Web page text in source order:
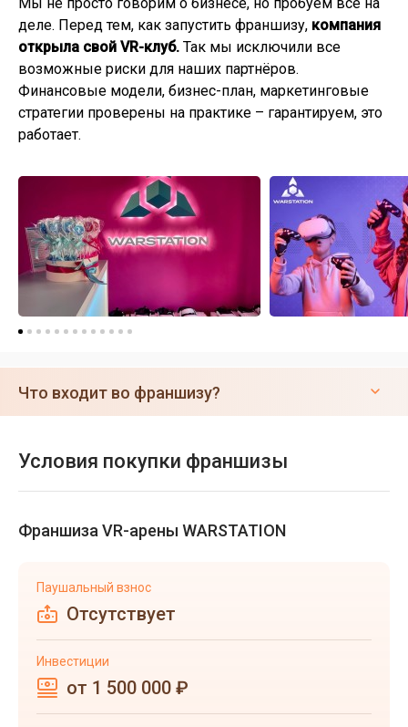
деле. Перед тем, как запустить франшизу, компания
открыла свой VR-клуб. Так мы исключили все
возможные риски для наших партнёров.
Финансовые модели, бизнес-план, маркетинговые
стратегии проверены на практике – гарантируем, это
работает.
Что входит во франшизу?
Условия покупки франшизы
Франшиза VR-арены WARSTATION
Паушальный взнос
Отсутствует
Инвестиции
от 1 500 000 ₽